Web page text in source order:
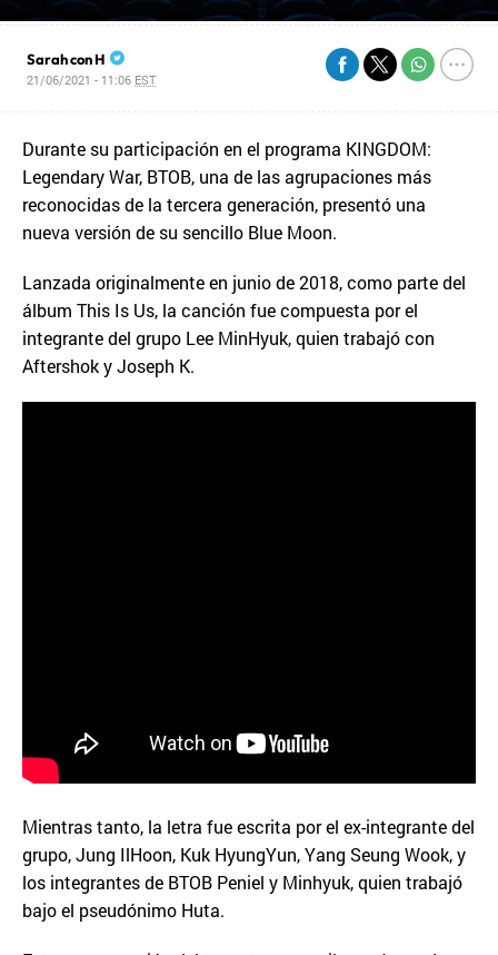
Sarah con H
21/06/2021 - 11:06 EST
Durante su participación en el programa KINGDOM:
Legendary War, BTOB, una de las agrupaciones más
reconocidas de la tercera generación, presentó una
nueva versión de su sencillo Blue Moon.
Lanzada originalmente en junio de 2018, como parte del
álbum This Is Us, la canción fue compuesta por el
integrante del grupo Lee MinHyuk, quien trabajó con
Aftershok y Joseph K.
Mientras tanto, la letra fue escrita por el ex-integrante del
grupo, Jung IlHoon, Kuk HyungYun, Yang Seung Wook, y
los integrantes de BTOB Peniel y Minhyuk, quien trabajó
bajo el pseudónimo Huta.